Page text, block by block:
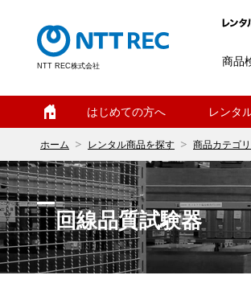
NTT REC株式会社 商品
はじめての方へ レンタ
ホーム レンタル商品を探す 商品カテゴ
回線品質試験器